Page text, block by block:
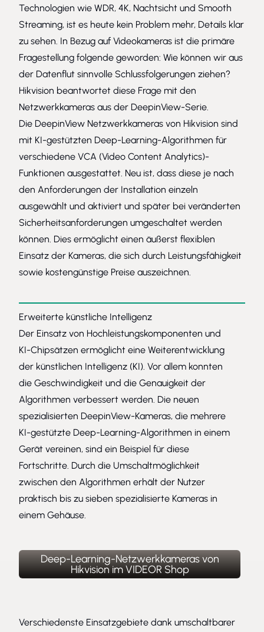
Technologien wie WDR, 4K, Nachtsicht und Smooth
Streaming, ist es heute kein Problem mehr, Details klar
zu sehen. In Bezug auf Videokameras ist die primäre
Fragestellung folgende geworden: Wie können wir aus
der Datenflut sinnvolle Schlussfolgerungen ziehen?
Hikvision beantwortet diese Frage mit den
Netzwerkkameras aus der DeepinView-Serie.
Die DeepinView Netzwerkkameras von Hikvision sind
mit KI-gestützten Deep-Learning-Algorithmen für
verschiedene VCA (Video Content Analytics)-
Funktionen ausgestattet. Neu ist, dass diese je nach
den Anforderungen der Installation einzeln
ausgewählt und aktiviert und später bei veränderten
Sicherheitsanforderungen umgeschaltet werden
können. Dies ermöglicht einen äußerst flexiblen
Einsatz der Kameras, die sich durch Leistungsfähigkeit
sowie kostengünstige Preise auszeichnen.
Erweiterte künstliche Intelligenz
Der Einsatz von Hochleistungskomponenten und
KI-Chipsätzen ermöglicht eine Weiterentwicklung
der künstlichen Intelligenz (KI). Vor allem konnten
die Geschwindigkeit und die Genauigkeit der
Algorithmen verbessert werden. Die neuen
spezialisierten DeepinView-Kameras, die mehrere
KI-gestützte Deep-Learning-Algorithmen in einem
Gerät vereinen, sind ein Beispiel für diese
Fortschritte. Durch die Umschaltmöglichkeit
zwischen den Algorithmen erhält der Nutzer
praktisch bis zu sieben spezialisierte Kameras in
einem Gehäuse.
Deep-Learning-Netzwerkkameras von
Hikvision im VIDEOR Shop
Verschiedenste Einsatzgebiete dank umschaltbarer